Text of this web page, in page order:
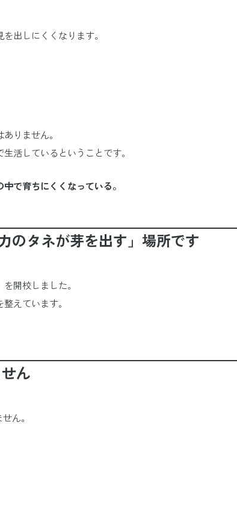
出しにくくなります。
りません。
生活しているということです。
で育ちにくくなっている。
のタネが芽を出す」場所です
開校しました。
えています。
ん
ん。